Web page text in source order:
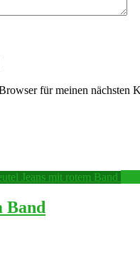
für meinen nächsten
Band